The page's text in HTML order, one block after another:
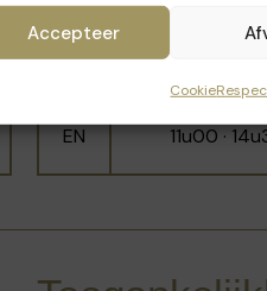
Accepteer
Cookie
locatie verhuisde, op de
A werd een
Catteau aan.
NL 10u00 -
EN 11u00 ·